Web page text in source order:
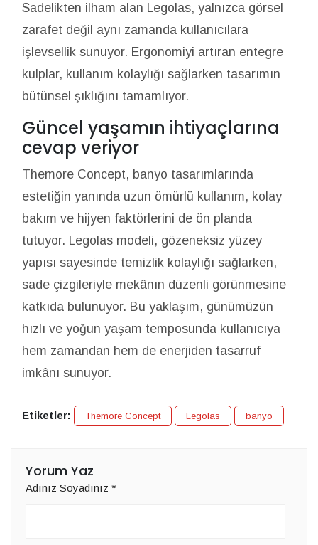
Sadelikten ilham alan Legolas, yalnızca görsel
zarafet değil aynı zamanda kullanıcılara
işlevsellik sunuyor. Ergonomiyi artıran entegre
kulplar, kullanım kolaylığı sağlarken tasarımın
bütünsel şıklığını tamamlıyor.
Güncel yaşamın ihtiyaçlarına
cevap veriyor
Themore Concept, banyo tasarımlarında
estetiğin yanında uzun ömürlü kullanım, kolay
bakım ve hijyen faktörlerini de ön planda
tutuyor. Legolas modeli, gözeneksiz yüzey
yapısı sayesinde temizlik kolaylığı sağlarken,
sade çizgileriyle mekânın düzenli görünmesine
katkıda bulunuyor. Bu yaklaşım, günümüzün
hızlı ve yoğun yaşam temposunda kullanıcıya
hem zamandan hem de enerjiden tasarruf
imkânı sunuyor.
Etiketler: Themore Concept Legolas banyo
Yorum Yaz
Adınız Soyadınız *